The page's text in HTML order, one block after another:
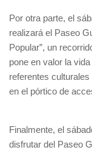
Por otra parte, el
realizará el Paseo
Popular”, un
pone en valor la
referentes
en el pórtico de
Finalmente, el
disfrutar del Paseo